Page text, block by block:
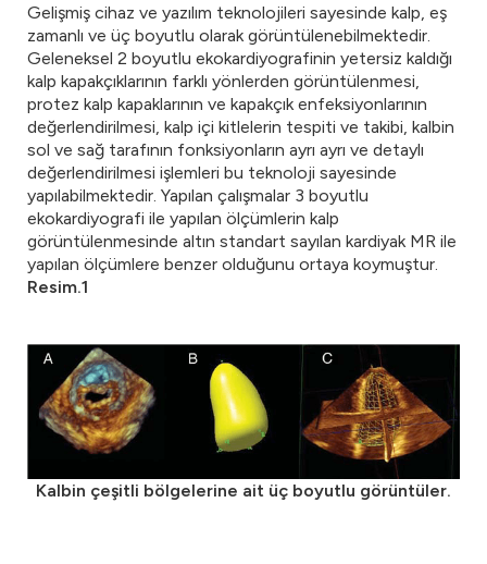
Gelişmiş cihaz ve yazılım teknolojileri sayesinde kalp, eş
zamanlı ve üç boyutlu olarak görüntülenebilmektedir.
Geleneksel 2 boyutlu ekokardiyografinin yetersiz kaldığı
kalp kapakçıklarının farklı yönlerden görüntülenmesi,
protez kalp kapaklarının ve kapakçık enfeksiyonlarının
değerlendirilmesi, kalp içi kitlelerin tespiti ve takibi, kalbin
sol ve sağ tarafının fonksiyonların ayrı ayrı ve detaylı
değerlendirilmesi işlemleri bu teknoloji sayesinde
yapılabilmektedir. Yapılan çalışmalar 3 boyutlu
ekokardiyografi ile yapılan ölçümlerin kalp
görüntülenmesinde altın standart sayılan kardiyak MR ile
yapılan ölçümlere benzer olduğunu ortaya koymuştur.
Resim.1
Kalbin çeşitli bölgelerine ait üç boyutlu görüntüler.